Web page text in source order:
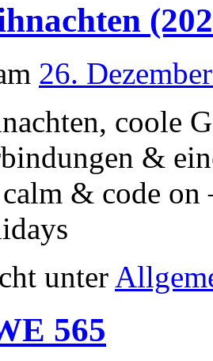
26.
coole
&
& code
unter
565